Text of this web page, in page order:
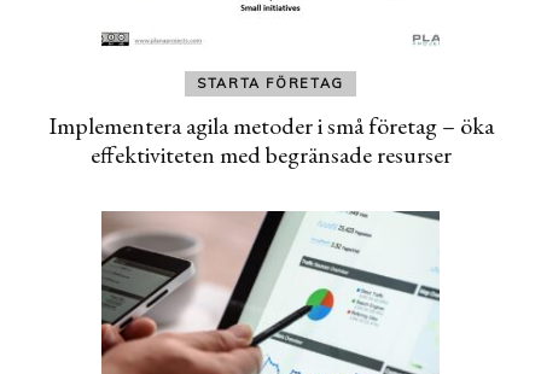
STARTA FÖRETAG
Implementera agila metoder i små företag – öka
effektiviteten med begränsade resurser